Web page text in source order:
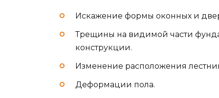
Искажение формы оконных и
Трещины на видимой части
конструкции.
Изменение расположения
Деформации пола.